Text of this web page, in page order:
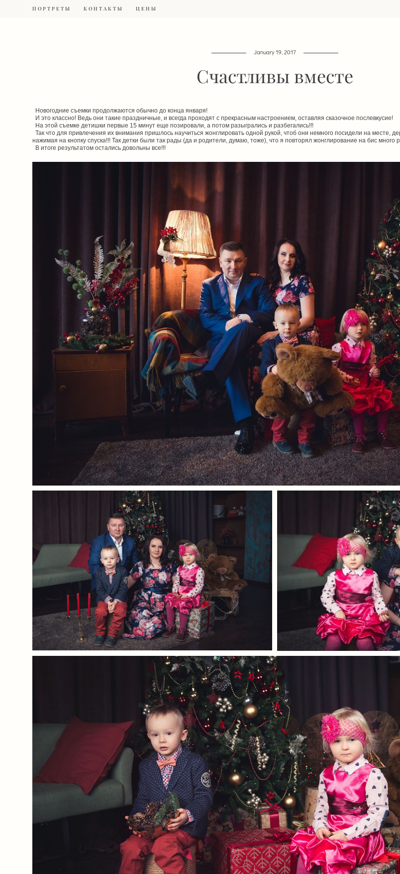
ПОРТРЕТЫ КОНТАКТЫ ЦЕНЫ
ПОРТРЕТЫ КОНТАКТЫ ЦЕНЫ
January 19, 2017
Счастливы вместе
Новогодние съемки продолжаются обычно до конца января!
И это классно! Ведь они такие праздничные, и всегда проходят с прекрасным настроением, оставляя сказочное послевкусие!
На этой съемке детишки первые 15 минут еще позировали, а потом разыгрались и разбегались!!!
Так что для привлечения их внимания пришлось научиться жонглировать одной рукой, чтоб они немного посидели на месте,
нажимая на кнопку спуска!!! Так детки были так рады (да и родители, думаю, тоже), что я повторял жонглирование на бис много
В итоге результатом остались довольны все!!!